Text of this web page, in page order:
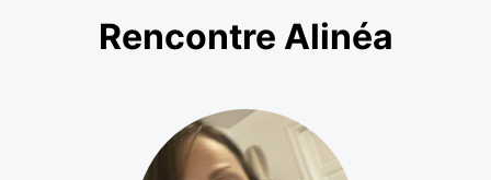
Rencontre Alinéa